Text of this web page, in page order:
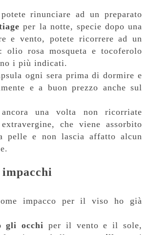
rinunciare ad un preparato
per la notte, specie dopo una
e vento, potete ricorrere ad un
olio rosa mosqueta e tocoferolo
i più indicati.
ogni sera prima di dormire e
e a buon prezzo anche sul
una volta non ricorriate
che viene assorbito
pelle e non lascia affatto alcun
impacchi
impacco per il viso ho già
gli occhi per il vento e il sole,